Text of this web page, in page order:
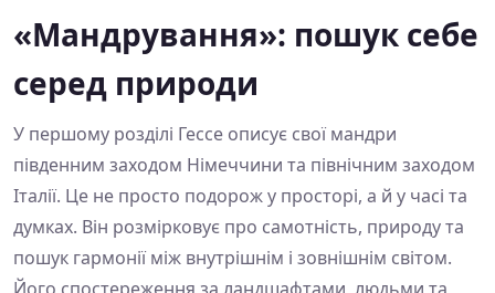
«Мандрування»: пошук себе
серед природи
У першому розділі Гессе описує свої мандри
південним заходом Німеччини та північним заходом
Італії. Це не просто подорож у просторі, а й у часі та
думках. Він розмірковує про самотність, природу та
пошук гармонії між внутрішнім і зовнішнім світом.
Його спостереження за ландшафтами, людьми та